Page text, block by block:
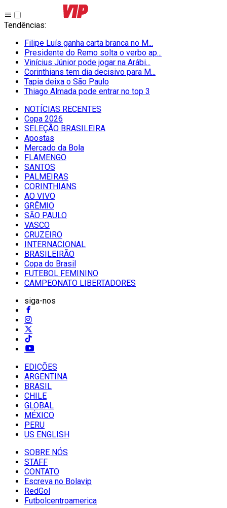
Tendências:
Filipe Luís ganha carta branca no M...
Presidente do Remo solta o verbo ap...
Vinícius Júnior pode jogar na Arábi...
Corinthians tem dia decisivo para M...
Tapia deixa o São Paulo
Thiago Almada pode entrar no top 3
NOTÍCIAS RECENTES
Copa 2026
SELEÇÃO BRASILEIRA
Apostas
Mercado da Bola
FLAMENGO
SANTOS
PALMEIRAS
CORINTHIANS
AO VIVO
GRÊMIO
SĀO PAULO
VASCO
CRUZEIRO
INTERNACIONAL
BRASILEIRÃO
Copa do Brasil
FUTEBOL FEMININO
CAMPEONATO LIBERTADORES
siga-nos
EDIÇÕES
ARGENTINA
BRASIL
CHILE
GLOBAL
MÉXICO
PERU
US ENGLISH
SOBRE NÓS
STAFF
CONTATO
Escreva no Bolavip
RedGol
Futbolcentroamerica